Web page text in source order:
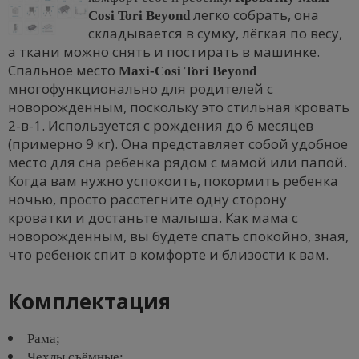
Cosi Tori Beyondлегко собрать, она
складывается в сумку, лёгкая по весу,
а ткани можно снять и постирать в машинке.
Спальное место Maxi-Cosi Tori Beyond
многофункционально для родителей с
новорожденным, поскольку это стильная кровать
2-в-1. Используется с рождения до 6 месяцев
(примерно 9 кг). Она представляет собой удобное
место для сна ребенка рядом с мамой или папой.
Когда вам нужно успокоить, покормить ребенка
ночью, просто расстегните одну сторону
кроватки и достаньте малыша. Как мама с
новорожденным, вы будете спать спокойно, зная,
что ребенок спит в комфорте и близости к вам.
Комплектация
Рама;